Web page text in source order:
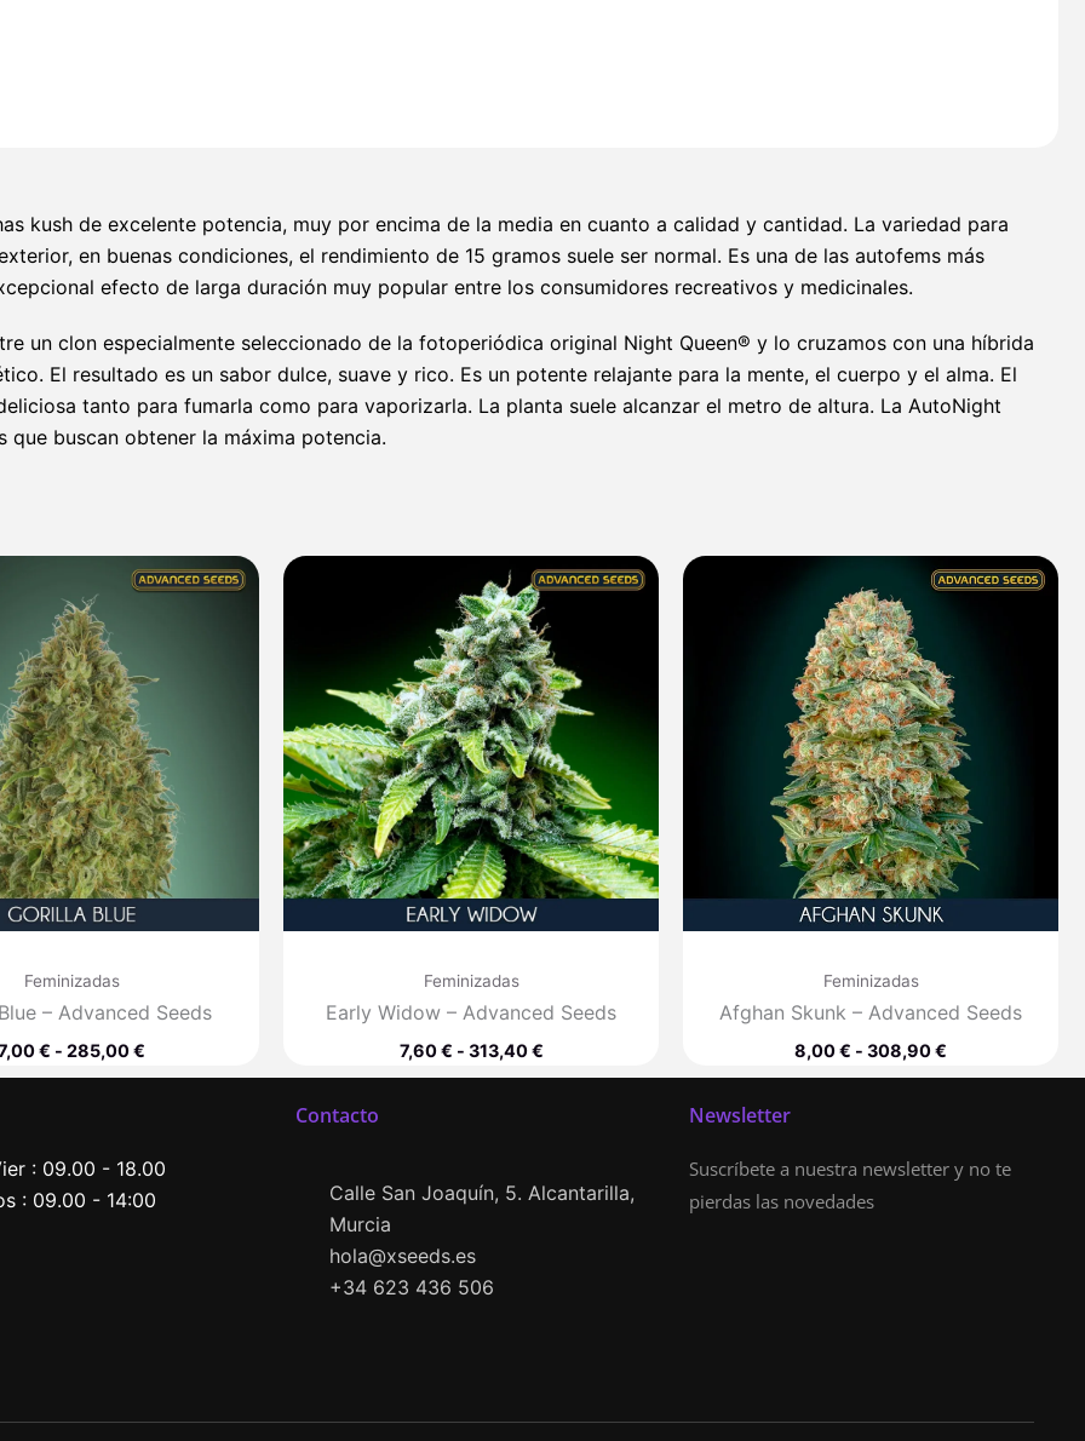
kush de excelente potencia, muy por encima de la media en cuanto a calidad y cantidad. La variedad para
en buenas condiciones, el rendimiento de 15 gramos suele ser normal. Es una de las autofems más
efecto de larga duración muy popular entre los consumidores recreativos y medicinales.
un clon especialmente seleccionado de la fotoperiódica original Night Queen® y lo cruzamos con una híbrida
El resultado es un sabor dulce, suave y rico. Es un potente relajante para la mente, el cuerpo y el alma. El
tanto para fumarla como para vaporizarla. La planta suele alcanzar el metro de altura. La AutoNight
buscan obtener la máxima potencia.
Feminizadas
– Advanced Seeds
€ - 285,00€
Rango
de
hasta
Feminizadas
Early Widow – Advanced Seeds
7,60€ - 313,40€
Rango
de
precios:
desde
7,60 €
hasta
313,40 €
Feminizadas
Afghan Skunk – Advanced Seeds
8,00€ - 308,90€
Rango
de
hasta
308,90 €
: 09.00 - 18.00
: 09.00 - 14:00
Contacto
Calle San Joaquín, 5. Alcantarilla,
Murcia
hola@xseeds.es
+34 623 436 506
Newsletter
Suscríbete a nuestra newsletter y no te
pierdas las novedades